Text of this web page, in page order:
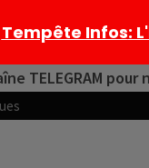
TELEGRAM
Tempête Infos: